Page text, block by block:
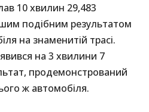
10 хвилин 29,483
подібним результатом
на знаменитій трасі.
на 3 хвилини 7
продемонстрований
ж автомобіля.